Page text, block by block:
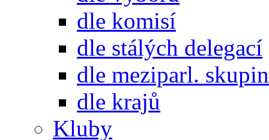
dle komisí
dle stálých delegací
dle meziparl. skupin
dle krajů
Kluby